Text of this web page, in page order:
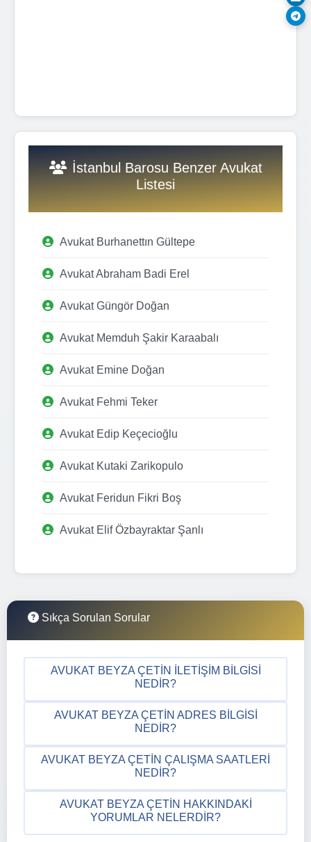
İstanbul Barosu Benzer Avukat
Listesi
Avukat Burhanettın Gültepe
Avukat Abraham Badi Erel
Avukat Güngör Doğan
Avukat Memduh Şakir Karaabalı
Avukat Emine Doğan
Avukat Fehmi Teker
Avukat Edip Keçecioğlu
Avukat Kutaki Zarikopulo
Avukat Feridun Fikri Boş
Avukat Elif Özbayraktar Şanlı
Sıkça Sorulan Sorular
AVUKAT BEYZA ÇETIN İLETIŞIM BILGISI
NEDIR?
AVUKAT BEYZA ÇETIN ADRES BILGISI
NEDIR?
AVUKAT BEYZA ÇETIN ÇALIŞMA SAATLERI
NEDIR?
AVUKAT BEYZA ÇETIN HAKKINDAKI
YORUMLAR NELERDIR?